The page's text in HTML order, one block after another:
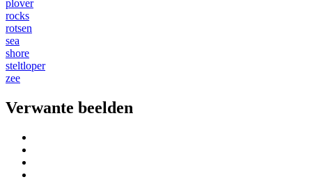
plover
rocks
rotsen
sea
shore
steltloper
zee
Verwante beelden